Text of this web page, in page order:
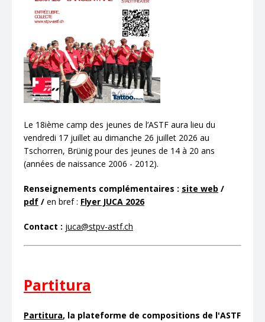
Le 18ième camp des jeunes de l’ASTF aura lieu du
vendredi 17 juillet au dimanche 26 juillet 2026 au
Tschorren, Brünig pour des jeunes de 14 à 20 ans
(années de naissance 2006 - 2012).
Renseignements complémentaires : site web /
pdf / en bref : Flyer JUCA 2026
Contact : juca@stpv-astf.ch
Partitura
Partitura, la plateforme de compositions de l'ASTF